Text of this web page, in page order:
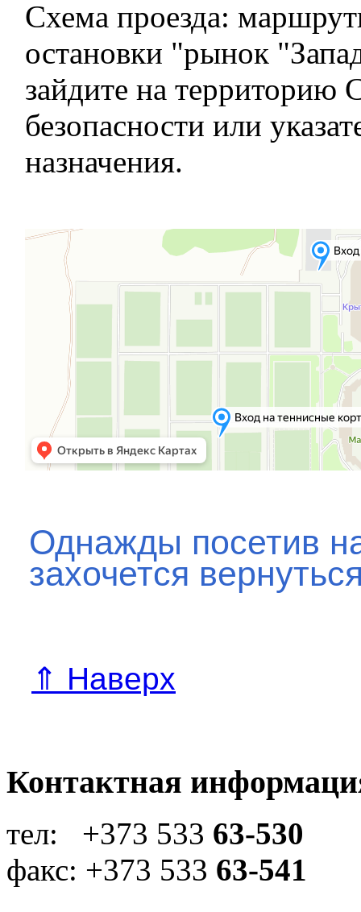
Схема проезда:
остановки "рынок
зайдите на
безопасности или
назначения.
Однажды посетив
захочется
⇑ Наверх
Контактная
тел: +373 533 63-530
факс: +373 533 63-541